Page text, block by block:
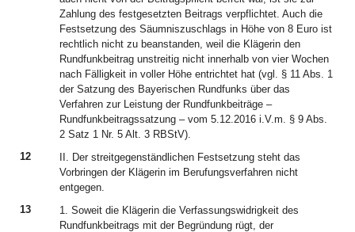
Zahlung des festgesetzten Beitrags verpflichtet. Auch die
Festsetzung des Säumniszuschlags in Höhe von 8 Euro ist
rechtlich nicht zu beanstanden, weil die Klägerin den
Rundfunkbeitrag unstreitig nicht innerhalb von vier Wochen
nach Fälligkeit in voller Höhe entrichtet hat (vgl. § 11 Abs. 1
der Satzung des Bayerischen Rundfunks über das
Verfahren zur Leistung der Rundfunkbeiträge –
Rundfunkbeitragssatzung – vom 5.12.2016 i.V.m. § 9 Abs.
2 Satz 1 Nr. 5 Alt. 3 RBStV).
12
II. Der streitgegenständlichen Festsetzung steht das
Vorbringen der Klägerin im Berufungsverfahren nicht
entgegen.
13
1. Soweit die Klägerin die Verfassungswidrigkeit des
Rundfunkbeitrags mit der Begründung rügt, der